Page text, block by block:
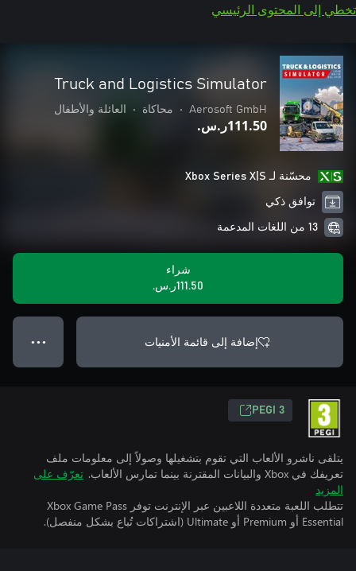
تخطي إلى المحتوى الرئيسي
Truck and Logistics Simulator
Aerosoft GmbH
• محاكاة • العائلة والأطفال
‪ر.س.‏‎111.50‬
محسّنة لـ Xbox Series X|S
توافق ذكي
13 من اللغات المدعمة
شراء
‪ر.س.‏‎111.50‬
إضافة إلى قائمة الأمنيات ● ● ●
PEGI 3
يتلقى ناشرو الألعاب التي تقوم بتشغيلها وصولاً إلى معلومات ملف
تعريفك في Xbox والبيانات المقترنة بينما تمارس الألعاب.
تعرّف على
المزيد
تتطلب اللعبة متعددة اللاعبين عبر الإنترنت توفر Xbox Game Pass
Essential أو Premium أو Ultimate (اشتراكات تُباع بشكل منفصل).